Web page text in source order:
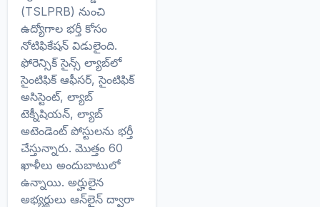
(TSLPRB) నుంచి
ఉద్యోగాల భర్తీ కోసం
నోటిఫికేషన్ విడులైంది.
ఫోరెన్సిక్ సైన్స్ ల్యాబ్‌లో
సైంటిఫిక్ ఆఫీసర్, సైంటిఫిక్
అసిస్టెంట్, ల్యాబ్
టెక్నీషియన్, ల్యాబ్
అటెండెంట్ పోస్టులను భర్తీ
చేస్తున్నారు. మొత్తం 60
ఖాళీలు అందుబాటులో
ఉన్నాయి. అర్హులైన
అభ్యర్థులు ఆన్‌లైన్ ద్వారా